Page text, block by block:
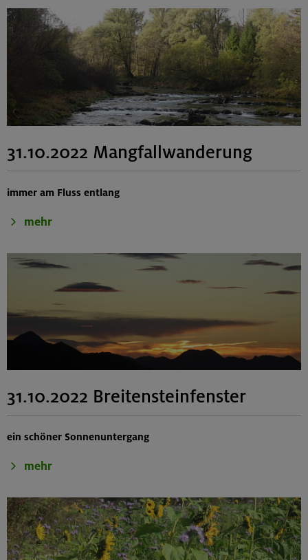
31.10.2022 Mangfallwanderung
immer am Fluss entlang
mehr
31.10.2022 Breitensteinfenster
ein schöner Sonnenuntergang
mehr